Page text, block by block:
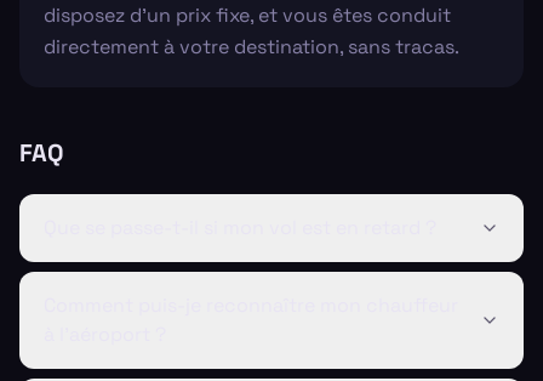
disposez d'un prix fixe, et vous êtes conduit
directement à votre destination, sans tracas.
FAQ